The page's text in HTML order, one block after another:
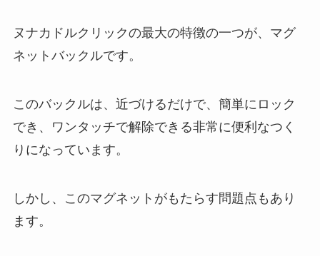
ヌナカドルクリックの最大の特徴の一つが、マグ
ネットバックルです。
このバックルは、近づけるだけで、簡単にロック
でき、ワンタッチで解除できる非常に便利なつく
りになっています。
しかし、このマグネットがもたらす問題点もあり
ます。